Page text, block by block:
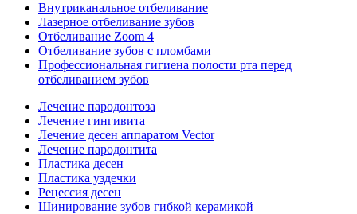
Внутриканальное отбеливание
Лазерное отбеливание зубов
Отбеливание Zoom 4
Отбеливание зубов с пломбами
Профессиональная гигиена полости рта перед
отбеливанием зубов
Лечение пародонтоза
Лечение гингивита
Лечение десен аппаратом Vector
Лечение пародонтита
Пластика десен
Пластика уздечки
Рецессия десен
Шинирование зубов гибкой керамикой